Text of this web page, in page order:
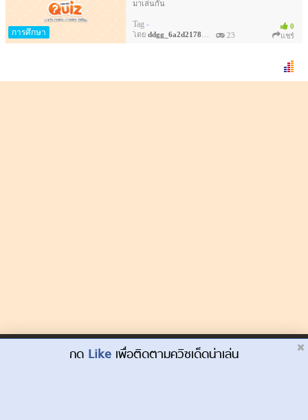
Dek-D.com ใช้คุกกี้เพื่อพัฒนาประสบการณ์ของ
การศึกษา
0
มาเล่นกัน
Tag -
โดย ddgg_6a2d217841a 23 แชร์
กด Like เพื่อติดตามควิซเด็ดน่าเล่น